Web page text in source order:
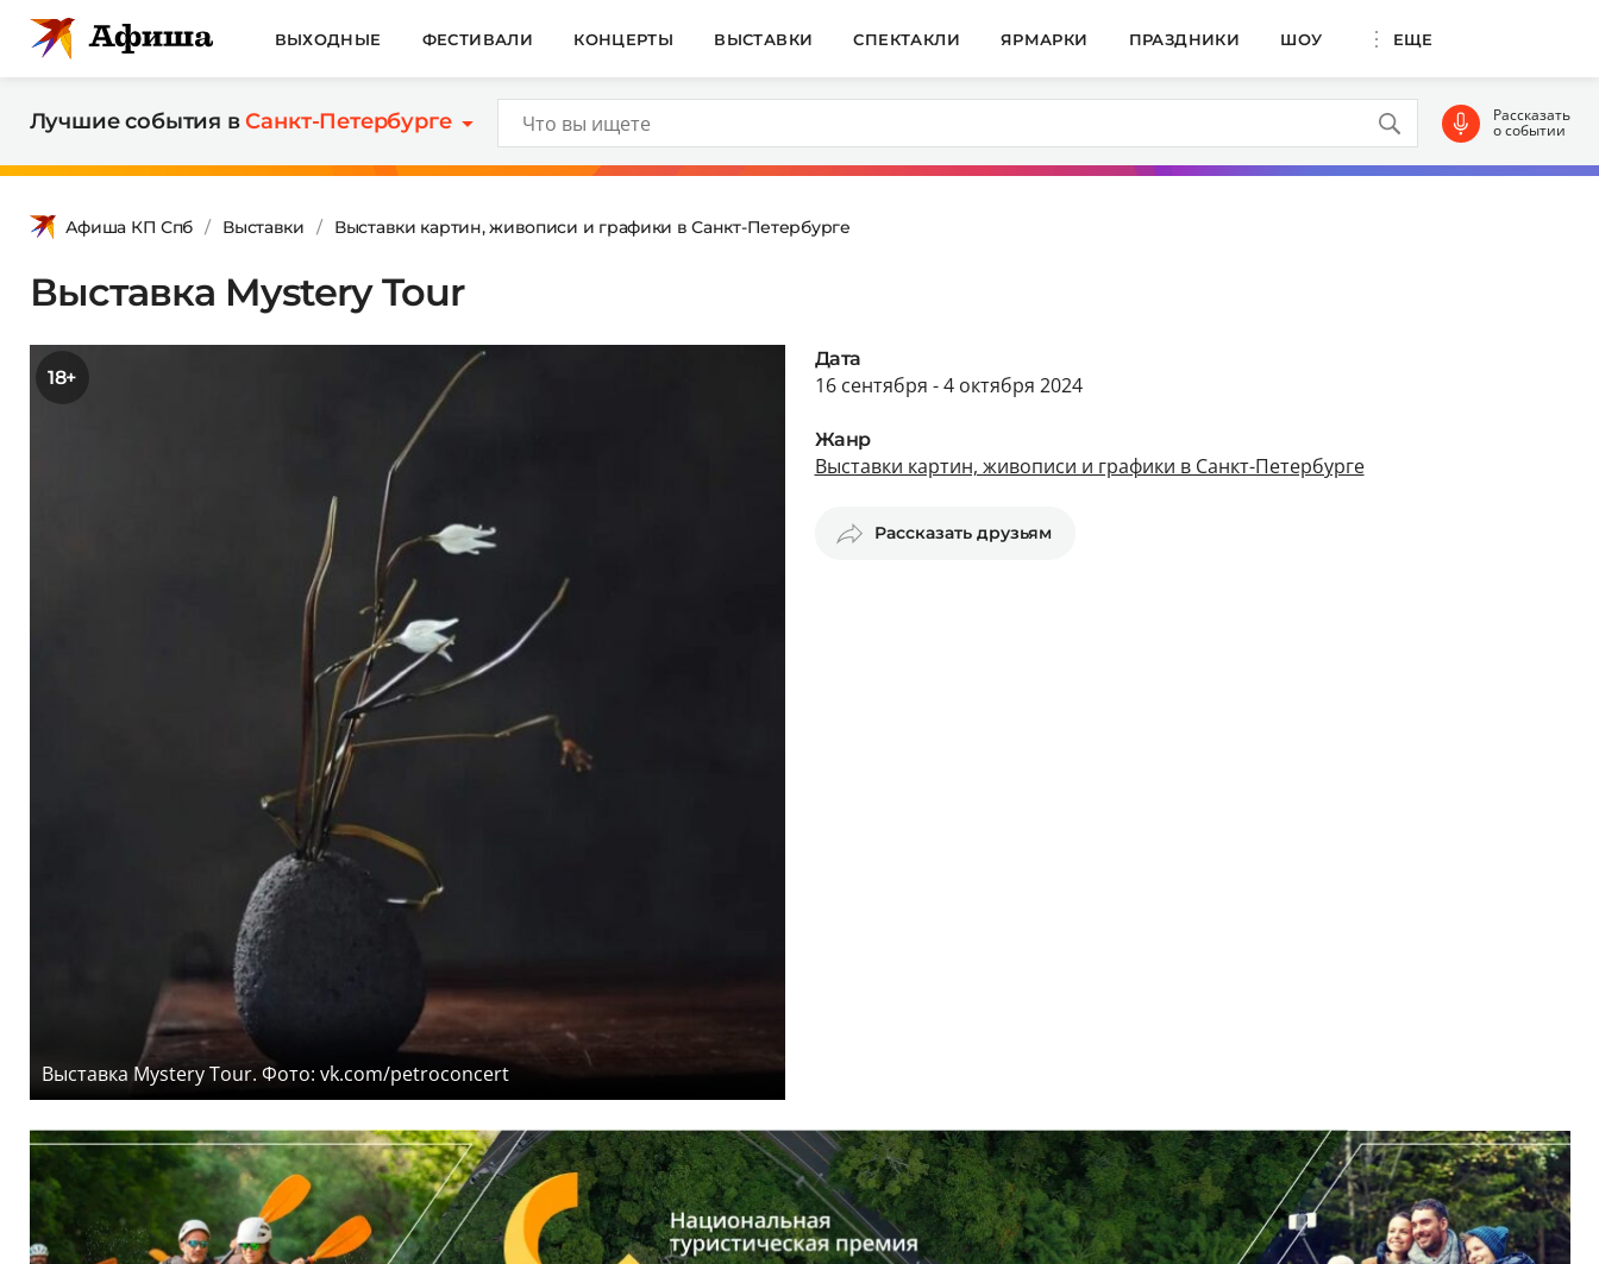
ВЫХОДНЫЕ ФЕСТИВАЛИ КОНЦЕРТЫ ВЫСТАВКИ СПЕКТАКЛИ ЯРМАРКИ ПРАЗДНИКИ ШОУ ЕЩЕ
Лучшие события вСанкт-Петербурге Рассказать
о событии
Афиша КП Спб Выставки Выставки картин, живописи и графики в Санкт-Петербурге
Выставка Mystery Tour
18+
Выставка Mystery Tour. Фото: vk.com/petroconcert
Дата
16 сентября - 4 октября 2024
Жанр
Выставки картин, живописи и графики в Санкт-Петербурге
Рассказать друзьям